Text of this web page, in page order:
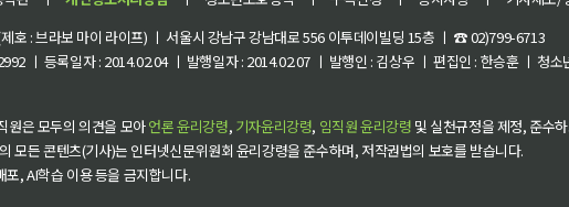
호 : 브라보 마이 라이프) ㅣ 서울시 강남구 강남대로 556 이투데이빌딩 15층 ㅣ ☎ 02)799-6713
ㅣ 등록일자 : 2014.02.04 ㅣ 발행일자 : 2014.02.07 ㅣ 발행인 : 김상우 ㅣ 편집인 : 한승훈 ㅣ 청
원은 모두의 의견을 모아언론 윤리강령, 기자윤리강령, 임직원 윤리강령 및 실천규정을 제정, 준수
모든 콘텐츠(기사)는 인터넷신문위원회 윤리강령을 준수하며, 저작권법의 보호를 받습니다.
, AI학습 이용 등을 금지합니다.